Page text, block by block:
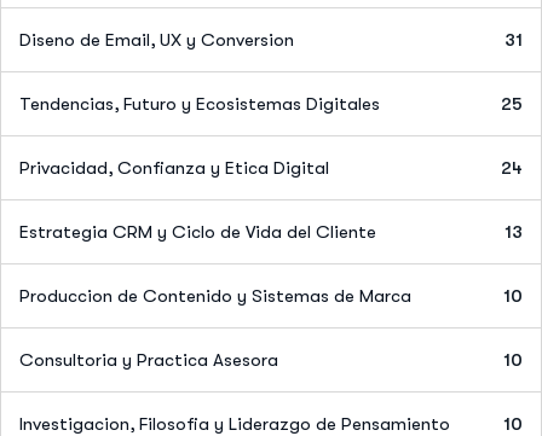
Diseno de Email, UX y Conversion 31
Tendencias, Futuro y Ecosistemas Digitales 25
Privacidad, Confianza y Etica Digital 24
Estrategia CRM y Ciclo de Vida del Cliente 13
Produccion de Contenido y Sistemas de Marca 10
Consultoria y Practica Asesora 10
Investigacion, Filosofia y Liderazgo de Pensamiento 10